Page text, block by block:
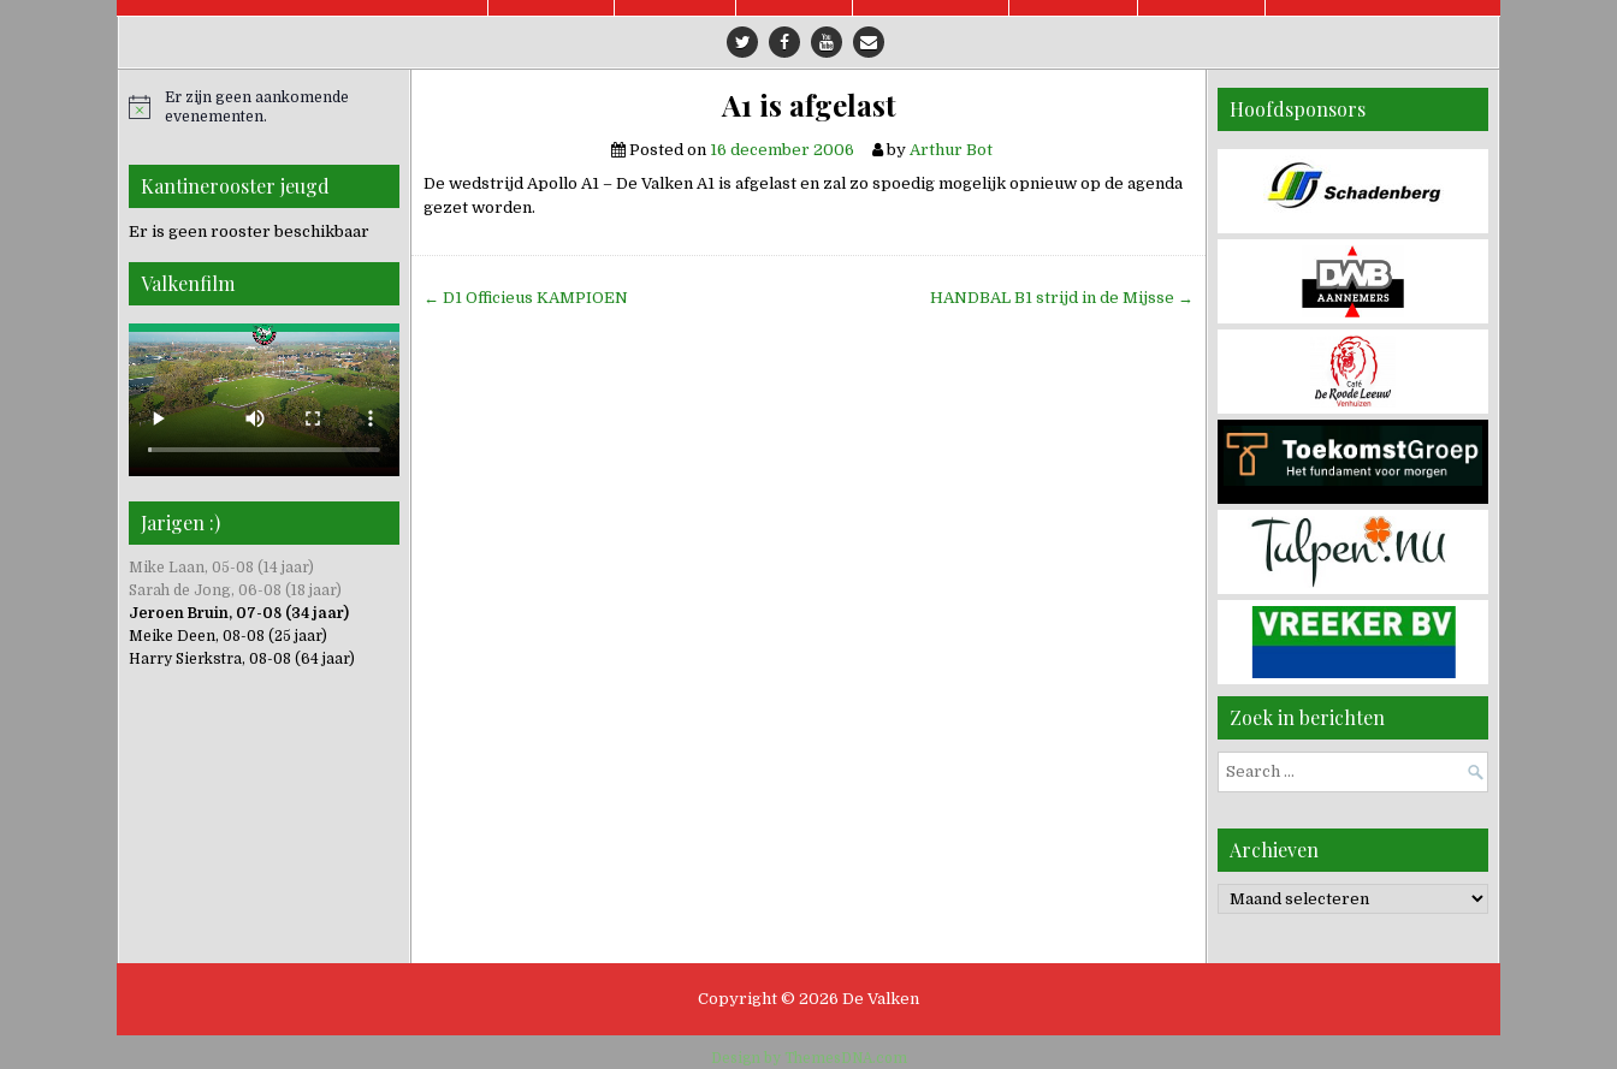
A1 is afgelast
Posted on 16 december 2006 by Arthur Bot
De wedstrijd Apollo A1 – De Valken A1 is afgelast en zal zo spoedig mogelijk opnieuw op de agenda
gezet worden.
Bericht
← D1 Officieus KAMPIOEN HANDBAL B1 strijd in de Mijsse →
Er zijn geen aankomende
evenementen.
Kantinerooster jeugd
Er is geen rooster beschikbaar
Valkenfilm
Jarigen :)
Mike Laan, 05-08 (14 jaar)
Sarah de Jong, 06-08 (18 jaar)
Jeroen Bruin, 07-08 (34 jaar)
Meike Deen, 08-08 (25 jaar)
Harry Sierkstra, 08-08 (64 jaar)
Hoofdsponsors
Zoek in berichten
Search
for:
Archieven
Archieven
Copyright © 2026 De Valken
Design by ThemesDNA.com